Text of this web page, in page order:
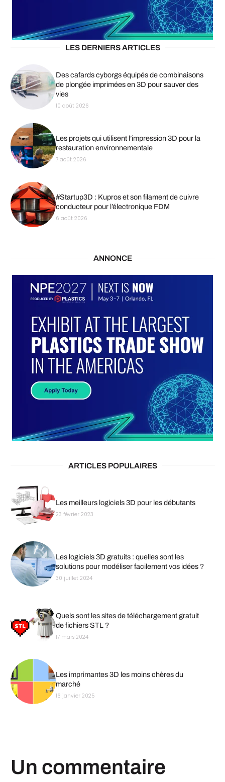
LES DERNIERS ARTICLES
Des cafards cyborgs équipés de combinaisons
de plongée imprimées en 3D pour sauver des
vies
10 août 2026
Les projets qui utilisent l’impression 3D pour la
restauration environnementale
7 août 2026
#Startup3D : Kupros et son filament de cuivre
conducteur pour l’électronique FDM
6 août 2026
ANNONCE
ARTICLES POPULAIRES
Les meilleurs logiciels 3D pour les débutants
23 février 2023
Les logiciels 3D gratuits : quelles sont les
solutions pour modéliser facilement vos idées ?
30 juillet 2024
Quels sont les sites de téléchargement gratuit
de fichiers STL ?
17 mars 2024
Les imprimantes 3D les moins chères du
marché
16 janvier 2025
Un commentaire